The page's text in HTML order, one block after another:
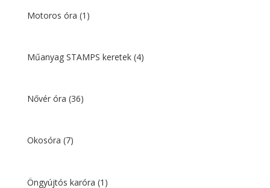
Motoros óra (1)
Műanyag STAMPS keretek (4)
Nővér óra (36)
Okosóra (7)
Öngyújtós karóra (1)